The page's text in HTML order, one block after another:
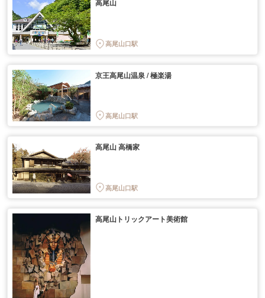
高尾山
高尾山口駅
京王高尾山温泉 / 極楽湯
高尾山口駅
高尾山 高橋家
高尾山口駅
高尾山トリックアート美術館